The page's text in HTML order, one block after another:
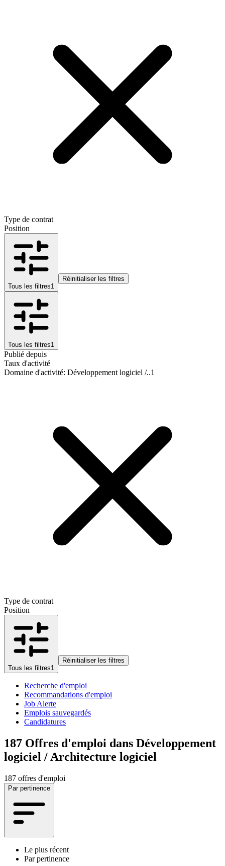
Type de contrat
Position
Tous les filtres1
Réinitialiser les filtres
Tous les filtres1
Publié depuis
Taux d'activité
Domaine d'activité: Développement logiciel /..1
Type de contrat
Position
Tous les filtres1
Réinitialiser les filtres
Recherche d'emploi
Recommandations d'emploi
Job Alerte
Emplois sauvegardés
Candidatures
187 Offres d'emploi dans Développement
logiciel / Architecture logiciel
187 offres d'emploi
Par pertinence
Le plus récent
Par pertinence